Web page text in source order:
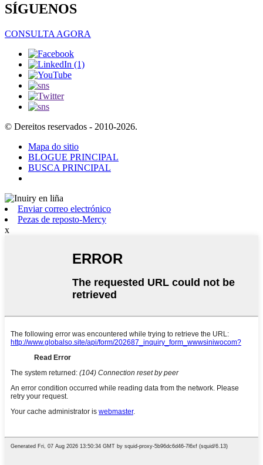
SÍGUENOS
CONSULTA AGORA
© Dereitos reservados - 2010-2026.
Mapa do sitio
BLOGUE PRINCIPAL
BUSCA PRINCIPAL
Enviar correo electrónico
Pezas de reposto-Mercy
x